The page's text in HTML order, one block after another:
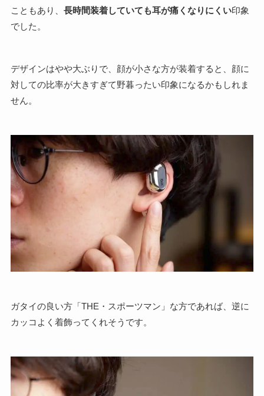
こともあり、 長時間装着していても耳が痛くなりにくい印象
でした。
デザインはやや大ぶりで、顔が小さな方が装着すると、顔に
対しての比率が大きすぎて野暮ったい印象になるかもしれま
せん。
ガタイの良い方「THE・スポーツマン」な方であれば、逆に
カッコよく着飾ってくれそうです。